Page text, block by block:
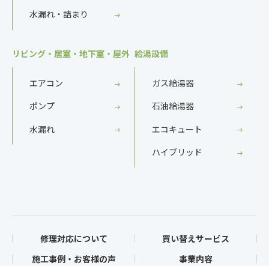
水漏れ・詰まり
リビング・居室・地下室・屋外
エアコン
ポンプ
水漏れ
給湯設備
ガス給湯器
石油給湯器
エコキュート
ハイブリッド
修理対応について
買い替えサービス
施工事例・お客様の声
事業内容